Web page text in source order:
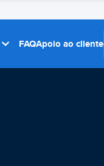
FAQApoio ao cliente